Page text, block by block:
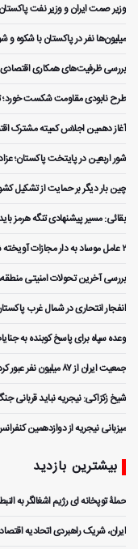
وزیر صمت ایران و وزیر نفت
میلیون‌ها نفر در پاکستان با شکوه و
بررسی ظرفیت‌های همکاری
طرح نابودی مقاومت شکست خورد؛
آغاز دهمین اجلاس کمیته مشترک
شور اربعین در پایتخت پاکستان؛
چین بار دیگر بر حمایت از تشکیل
بقائی: مسیر پیشنهادی تنگه هرمز
۲ عامل موساد به دار مجازات آویخته شدند
بررسی آخرین تحولات امنیتی
انفجار انتحاری در شمال غرب پاکستان ۷ کشته برجای
وعده سپاه برای پاسخ کوبنده به
جمعیت ایران از ۸۷ میلیون نفر عبور کرد
شیخ زکزاکی: نیجریه نباید قربانی
میزبانی نیجریه از دوازدهمین
بیشترین بازدید
حملۀ توپخانه ای رژیم اشغالگر به
ایران، شریک راهبردی اتحادیه